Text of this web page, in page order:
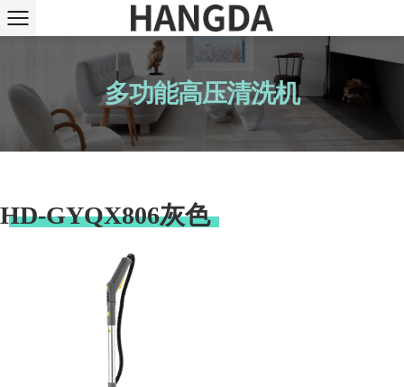
多功能高压清洗机
HD-GYQX806灰色